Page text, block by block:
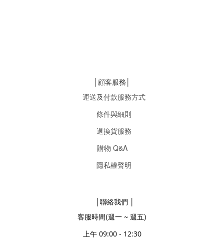
│顧客服務│
運送及付款服務方式
條件與細則
退換貨服務
購物 Q&A
隱私權聲明
│聯絡我們 │
客服時間(週一 ~ 週五)
上午 09:00 - 12:30